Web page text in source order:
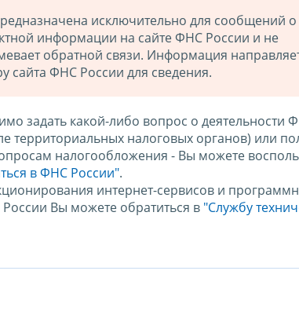
исключительно для сообщений о
информации на сайте ФНС России и не
обратной связи. Информация
сайта ФНС России для сведения.
задать какой-либо вопрос о деятельности
территориальных налоговых органов) или
налогообложения - Вы можете
в ФНС России".
интернет-сервисов и
Вы можете обратиться в "Службу